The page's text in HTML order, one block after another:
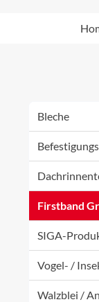
Bleche
Firstband
SIGA-
Vogel- /
Walzblei /